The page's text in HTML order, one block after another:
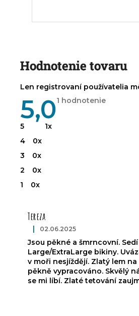
Hodnotenie tovaru
Len registrovaní používatelia
5,0Priemerné
1 hodnotenie
5
1x
4
0x
3
0x
2
0x
1
0x
Tereza
Hodnotenie produktu je 5 z 5
02.06.2025
Jsou pěkné a šmrncovní.
Large/ExtraLarge bikiny.
v moři nesjíždějí. Zlatý lem
pěkně vypracováno. Skvělý
se mi líbí. Zlaté tetování